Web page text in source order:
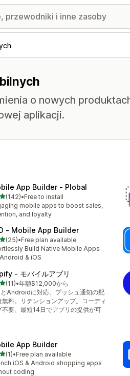
o nowych
aplikacji.
App Builder ‑ Plobal
5 gwiazdek
(142)
liczba recenzji: 142
•Free to install
mobile apps to boost sales,
and loyalty
‑ Mobile App Builder
5 gwiazdek
(25)liczba recenzji: 25
•Free plan available
Build Native Mobile Apps
& iOS
‑ モバイルアプリ
5 gwiazdek
(11)liczba recenzji: 11
•年額$12,000から
Androidに対応。プッシュ通知の配
無料。リテンションアップ。コーディ
不要、最短14日でアプリの提供が可
App Builder
5 gwiazdek
(1)liczba recenzji: 1
•Free plan available
iOS & Android shopping apps
coding